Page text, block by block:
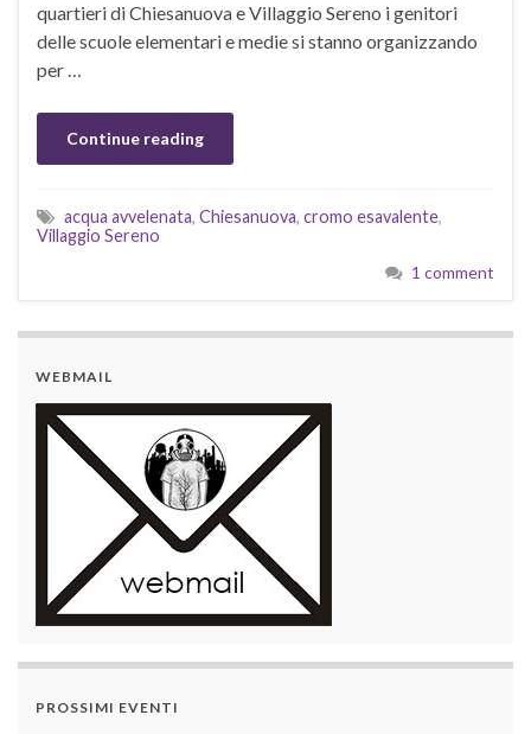
quartieri di Chiesanuova e Villaggio Sereno i genitori
delle scuole elementari e medie si stanno organizzando
per …
Continue reading
acqua avvelenata, Chiesanuova, cromo esavalente,
Villaggio Sereno
1 comment
WEBMAIL
PROSSIMI EVENTI